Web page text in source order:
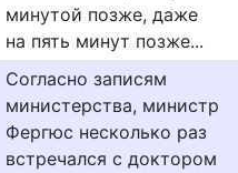
минутой позже, даже
на пять минут позже...
Согласно записям
министерства, министр
Фергюс несколько раз
встречался с доктором